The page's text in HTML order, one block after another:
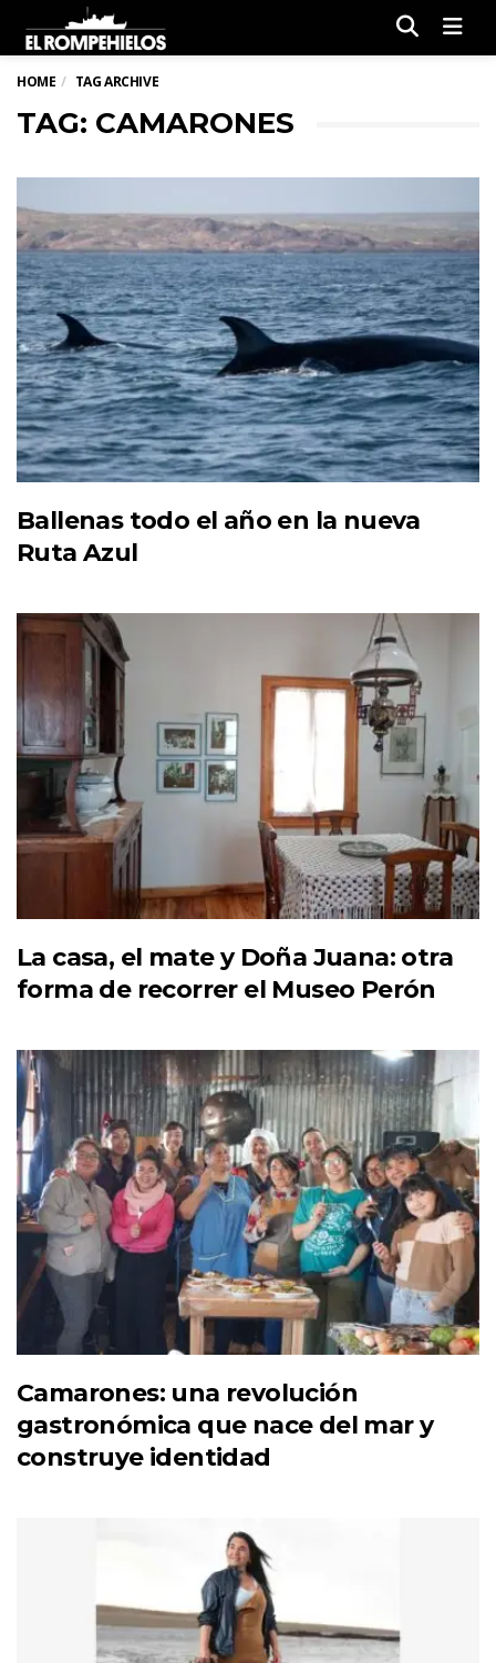
HOME TAG ARCHIVE
TAG: CAMARONES
Ballenas todo el año en la nueva
Ruta Azul
La casa, el mate y Doña Juana: otra
forma de recorrer el Museo Perón
Camarones: una revolución
gastronómica que nace del mar y
construye identidad